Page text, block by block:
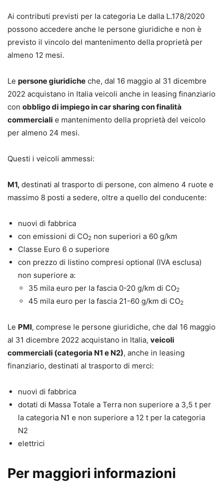
Ai contributi previsti per la categoria Le dalla L.178/2020
possono accedere anche le persone giuridiche e non è
previsto il vincolo del mantenimento della proprietà per
almeno 12 mesi.
Le persone giuridiche che, dal 16 maggio al 31 dicembre
2022 acquistano in Italia veicoli anche in leasing finanziario
con obbligo di impiego in car sharing con finalità
commerciali e mantenimento della proprietà del veicolo
per almeno 24 mesi.
Questi i veicoli ammessi:
M1, destinati al trasporto di persone, con almeno 4 ruote e
massimo 8 posti a sedere, oltre a quello del conducente:
nuovi di fabbrica
con emissioni di CO2 non superiori a 60 g/km
Classe Euro 6 o superiore
con prezzo di listino compresi optional (IVA esclusa)
non superiore a:
35 mila euro per la fascia 0-20 g/km di CO2
45 mila euro per la fascia 21-60 g/km di CO2
Le PMI, comprese le persone giuridiche, che dal 16 maggio
al 31 dicembre 2022 acquistano in Italia, veicoli
commerciali (categoria N1 e N2), anche in leasing
finanziario, destinati al trasporto di merci:
nuovi di fabbrica
dotati di Massa Totale a Terra non superiore a 3,5 t per
la categoria N1 e non superiore a 12 t per la categoria
N2
elettrici
Per maggiori informazioni